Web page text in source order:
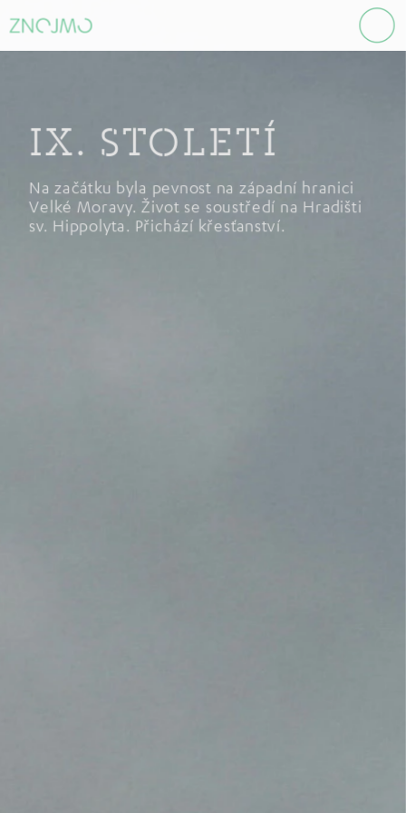
IX. STOLETÍ
Na začátku byla pevnost na západní hranici
Velké Moravy. Život se soustředí na Hradišti
sv. Hippolyta. Přichází křesťanství.